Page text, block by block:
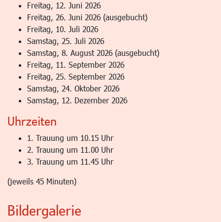
Freitag, 12. Juni 2026
Freitag, 26. Juni 2026 (ausgebucht)
Freitag, 10. Juli 2026
Samstag, 25. Juli 2026
Samstag, 8. August 2026 (ausgebucht)
Freitag, 11. September 2026
Freitag, 25. September 2026
Samstag, 24. Oktober 2026
Samstag, 12. Dezember 2026
Uhrzeiten
1. Trauung um 10.15 Uhr
2. Trauung um 11.00 Uhr
3. Trauung um 11.45 Uhr
(jeweils 45 Minuten)
Bildergalerie